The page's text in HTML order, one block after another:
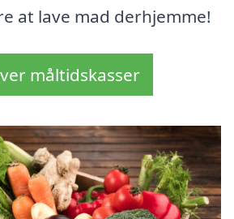
at lave mad derhjemme!
måltidskasser